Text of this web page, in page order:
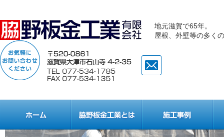
地元滋賀で65年。
屋根、外壁等の多く